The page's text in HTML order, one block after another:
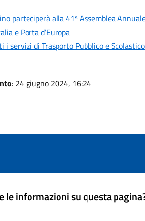
parteciperà alla 41ª Assemblea Annuale
e Porta d’Europa
i servizi di Trasporto Pubblico e Scolastico
: 24 giugno 2024, 16:24
le informazioni su questa